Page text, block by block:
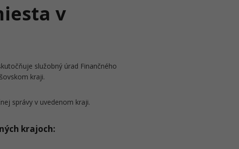
v
služobný úrad Finančného
kraji.
správy v uvedenom kraji.
krajoch: